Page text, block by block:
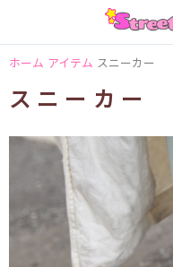
ホーム アイテム スニーカー
スニーカー